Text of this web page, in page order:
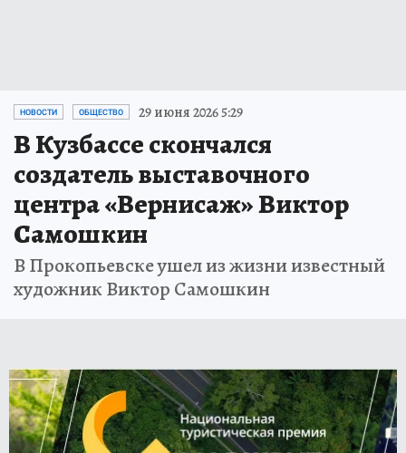
НОВОСТИ ОБЩЕСТВО 29 июня 2026 5:29
В Кузбассе скончался
создатель выставочного
центра «Вернисаж» Виктор
Самошкин
В Прокопьевске ушел из жизни известный
художник Виктор Самошкин